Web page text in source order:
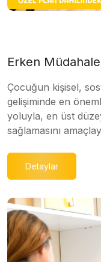
Erken
Çocuğun kişisel,
gelişiminde en
yoluyla, en üst
sağlamasını
Detaylar